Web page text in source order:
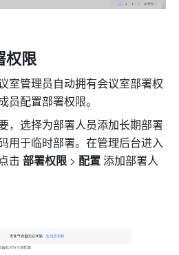
权限
室管理员自动拥有会议室部署权
员配置部署权限。
，选择为部署人员添加长期部署
用于临时部署。在管理后台进入
击 部署权限 > 配置 添加部署人